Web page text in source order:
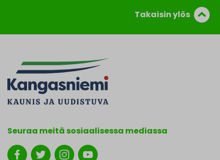
Takaisin ylös
Seuraa meitä sosiaalisessa mediassa